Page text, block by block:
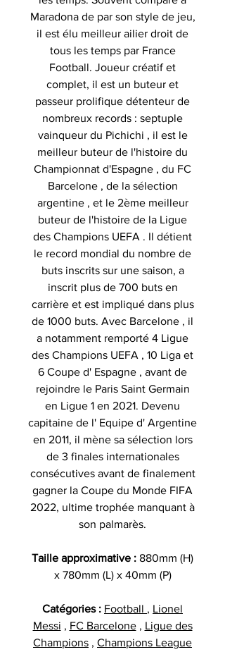
Maradona de par son style de jeu,
il est élu meilleur ailier droit de
tous les temps par France
Football. Joueur créatif et
complet, il est un buteur et
passeur prolifique détenteur de
nombreux records : septuple
vainqueur du Pichichi , il est le
meilleur buteur de l'histoire du
Championnat d'Espagne , du FC
Barcelone , de la sélection
argentine , et le 2ème meilleur
buteur de l'histoire de la Ligue
des Champions UEFA . Il détient
le record mondial du nombre de
buts inscrits sur une saison, a
inscrit plus de 700 buts en
carrière et est impliqué dans plus
de 1000 buts. Avec Barcelone , il
a notamment remporté 4 Ligue
des Champions UEFA , 10 Liga et
6 Coupe d' Espagne , avant de
rejoindre le Paris Saint Germain
en Ligue 1 en 2021. Devenu
capitaine de l' Equipe d' Argentine
en 2011, il mène sa sélection lors
de 3 finales internationales
consécutives avant de finalement
gagner la Coupe du Monde FIFA
2022, ultime trophée manquant à
son palmarès.
Taille approximative : 880mm (H)
x 780mm (L) x 40mm (P)
Catégories : Football , Lionel
Messi , FC Barcelone, Ligue des
Champions , Champions League